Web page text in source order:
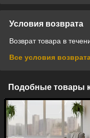
Условия возврата
Возврат товара в
Все условия
Подобные товары